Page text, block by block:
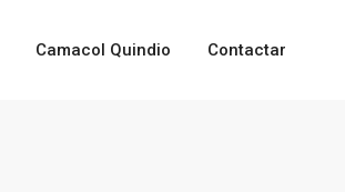
Camacol Quindio Contactar